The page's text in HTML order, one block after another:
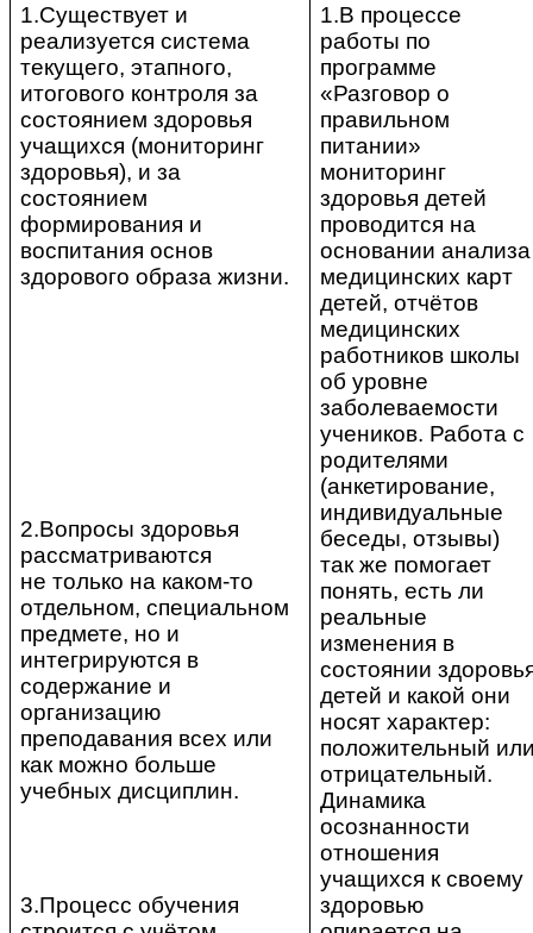
1.Существует и
реализуется система
текущего, этапного,
итогового контроля за
состоянием здоровья
учащихся (мониторинг
здоровья), и за
состоянием
формирования и
воспитания основ
здорового образа жизни.
2.Вопросы здоровья
рассматриваются
не только на каком-то
отдельном, специальном
предмете, но и
интегрируются в
содержание и
организацию
преподавания всех или
как можно больше
учебных дисциплин.
3.Процесс обучения
1.В процессе
работы по
программе
«Разговор о
правильном
питании»
мониторинг
здоровья детей
проводится на
основании анализа
медицинских карт
детей, отчётов
медицинских
работников школы
об уровне
заболеваемости
учеников. Работа с
родителями
(анкетирование,
индивидуальные
беседы, отзывы)
так же помогает
понять, есть ли
реальные
изменения в
состоянии
детей и какой они
носят характер:
положительный
отрицательный.
Динамика
осознанности
отношения
учащихся к своему
здоровью